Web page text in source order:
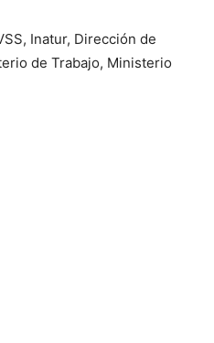
Inatur, Dirección de
de Trabajo, Ministerio